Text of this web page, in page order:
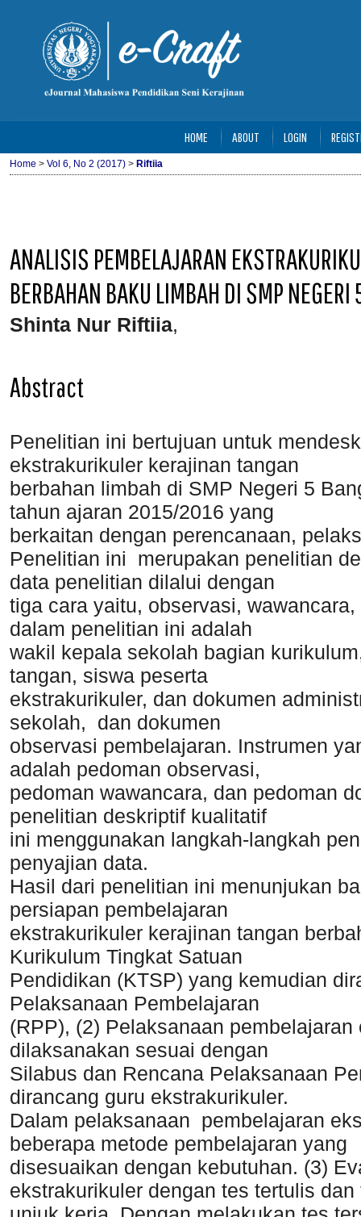
HOME ABOUT LOGIN
Home > Vol 6, No 2 (2017) > Riftiia
ANALISIS PEMBELAJARAN
BERBAHAN BAKU LIMBAH DI SMP NEGERI
Shinta Nur Riftiia,
Abstract
Penelitian ini bertujuan untuk
ekstrakurikuler kerajinan tangan
berbahan limbah di SMP Negeri 5
tahun ajaran 2015/2016 yang
berkaitan dengan perencanaan,
Penelitian ini merupakan penelitian
data penelitian dilalui dengan
tiga cara yaitu, observasi,
dalam penelitian ini adalah
wakil kepala sekolah bagian
tangan, siswa peserta
ekstrakurikuler, dan dokumen
sekolah, dan dokumen
observasi pembelajaran. Instrumen
adalah pedoman observasi,
pedoman wawancara, dan pedoman
penelitian deskriptif kualitatif
ini menggunakan langkah-langkah
penyajian data.
Hasil dari penelitian ini menunjukan
persiapan pembelajaran
ekstrakurikuler kerajinan tangan
Kurikulum Tingkat Satuan
Pendidikan (KTSP) yang kemudian
Pelaksanaan Pembelajaran
(RPP), (2) Pelaksanaan
dilaksanakan sesuai dengan
Silabus dan Rencana Pelaksanaan
dirancang guru ekstrakurikuler.
Dalam pelaksanaan pembelajaran
beberapa metode pembelajaran yang
disesuaikan dengan kebutuhan. (3)
ekstrakurikuler dengan tes tertulis dan